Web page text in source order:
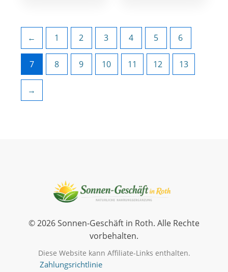
← 1 2 3 4 5 6
7 8 9 10 11 12 13
→
© 2026 Sonnen-Geschäft in Roth. Alle Rechte
vorbehalten.
Diese Website kann Affiliate-Links enthalten.
Zahlungsrichtlinie